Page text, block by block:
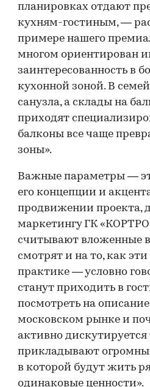
планировках отдают
кухням-гостиным, —
примере нашего
многом ориентирован
заинтересованность в
кухонной зоной. В
санузла, а склады на
приходят
балконы все чаще
зоны».
Важные параметры —
его концепции и
продвижении проекта,
маркетингу ГК
считывают вложенные
смотрят и на то, как
практике — условно
станут приходить в
посмотреть на
московском рынке и
активно
прикладывают
в которой будут жить
одинаковые ценности».